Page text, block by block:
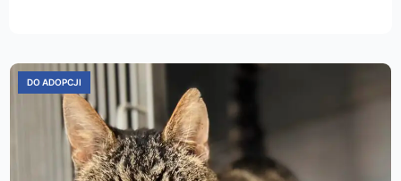
DO ADOPCJI